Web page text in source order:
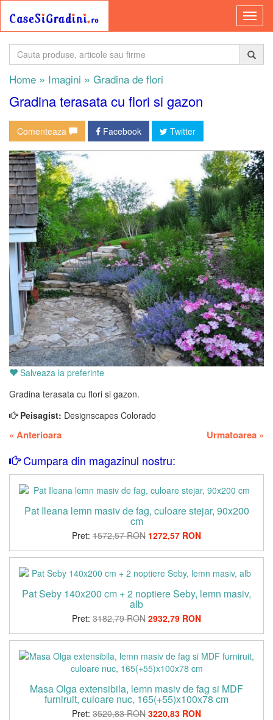
Home » Imagini » Gradina de flori
Gradina terasata cu flori si gazon
Comenteaza Facebook Twitter
Salveaza la preferinte
Gradina terasata cu flori si gazon.
Peisagist: Designscapes Colorado
« Anterioara Urmatoarea »
Cumpara din magazinul nostru:
Pat Ileana lemn masiv de fag, culoare stejar, 90x200
cm
Pret: 1572,57 RON 1272,57 RON
Pat Seby 140x200 cm + 2 noptiere Seby, lemn masiv,
alb
Pret: 3182,79 RON 2932,79 RON
Masa Olga extensibila, lemn masiv de fag si MDF
furniruit, culoare nuc, 165(+55)x100x78 cm
Pret: 3520,83 RON 3220,83 RON